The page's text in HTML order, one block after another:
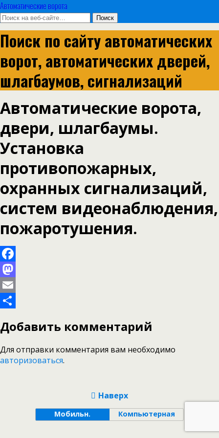
Автоматические ворота
Поиск по сайту автоматических
ворот, автоматических дверей,
шлагбаумов, сигнализаций
Автоматические ворота,
двери, шлагбаумы.
Установка
противопожарных,
охранных сигнализаций,
систем видеонаблюдения,
пожаротушения.
Facebook
Mastodon
Email
Добавить комментарий
Для отправки комментария вам необходимо
авторизоваться.
Наверх
Мобильн. Компьютерная